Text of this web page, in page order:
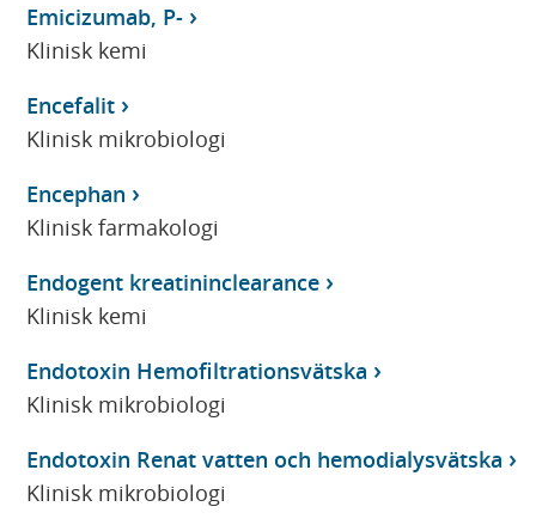
Emicizumab, P-
Klinisk kemi
Encefalit
Klinisk mikrobiologi
Encephan
Klinisk farmakologi
Endogent kreatininclearance
Klinisk kemi
Endotoxin Hemofiltrationsvätska
Klinisk mikrobiologi
Endotoxin Renat vatten och hemodialysvätska
Klinisk mikrobiologi